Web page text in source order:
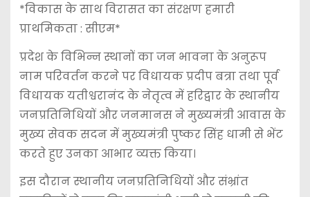
*विकास के साथ विरासत का संरक्षण हमारी
प्राथमिकता : सीएम*
प्रदेश के विभिन्न स्थानों का जन भावना के अनुरूप
नाम परिवर्तन करने पर विधायक प्रदीप बत्रा तथा पूर्व
विधायक यतीश्वरानंद के नेतृत्व में हरिद्वार के स्थानीय
जनप्रतिनिधियों और जनमानस ने मुख्यमंत्री आवास के
मुख्य सेवक सदन में मुख्यमंत्री पुष्कर सिंह धामी से भेंट
करते हुए उनका आभार व्यक्त किया।
इस दौरान स्थानीय जनप्रतिनिधियों और संभ्रांत